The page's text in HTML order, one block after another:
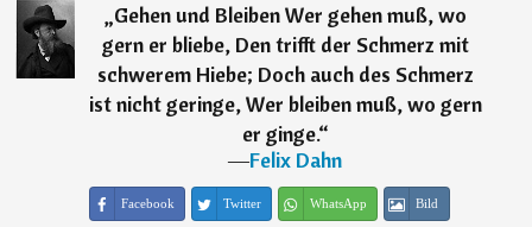
„Gehen und Bleiben Wer gehen muß, wo
gern er bliebe, Den trifft der Schmerz mit
schwerem Hiebe; Doch auch des Schmerz
ist nicht geringe, Wer bleiben muß, wo gern
er ginge.“
―Felix Dahn
Facebook Twitter WhatsApp Bild